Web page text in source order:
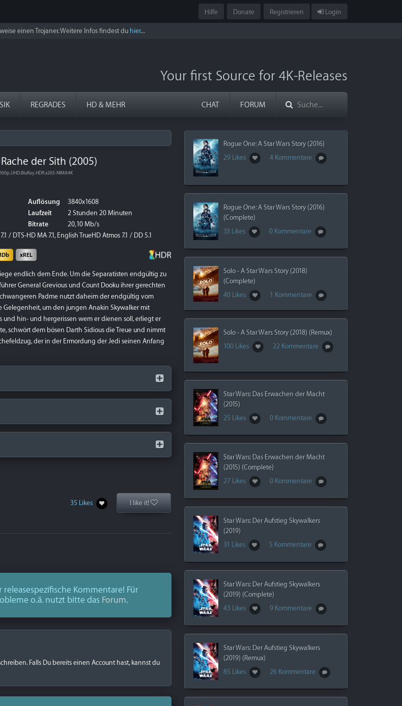
Hilfe Donate Registrieren Login
einen Trojaner. Weitere Infos findest du hier...
Your first Source for 4K-Releases
REGRADES HD & MEHR CHAT FORUM
der Sith (2005)
NIMA4K
/ DTS-HD MA 7.1, English TrueHD Atmos 7.1 / DD 5.1
Auflösung
3840x1608
Laufzeit
2 Stunden 20 Minuten
Bitrate
20,10 Mb/s
xREL
endlich dem Ende. Um die Separatisten endgültig zu
General Grevious und Count Dooku ihrer gerechten
Padme nutzt daheim der endgültig vom
Gelegenheit, um den jungen Anakin Skywalker mit
hin- und hergerissen wem er dienen soll, erliegt er
schwört dem bösen Darth Sidious die Treue und nimmt
der in der Ermordung der Jedi seinen Anfang
35 Likes I like it!
Kommentare! Für
o.ä. nutzt bitte das Forum.
Falls Du bereits einen Account hast, kannst du
Rogue One: A Star Wars Story (2016)
29 Likes
4 Kommentare
Rogue One: A Star Wars Story (2016)
(Complete)
33 Likes
0 Kommentare
Solo - A Star Wars Story (2018)
(Complete)
40 Likes
1 Kommentare
Solo - A Star Wars Story (2018) (Remux)
100 Likes
22 Kommentare
Star Wars: Das Erwachen der Macht
(2015)
25 Likes
0 Kommentare
Star Wars: Das Erwachen der Macht
(2015) (Complete)
27 Likes
0 Kommentare
Star Wars: Der Aufstieg Skywalkers
(2019)
31 Likes
5 Kommentare
Star Wars: Der Aufstieg Skywalkers
(2019) (Complete)
43 Likes
9 Kommentare
Star Wars: Der Aufstieg Skywalkers
(2019) (Remux)
85 Likes
26 Kommentare